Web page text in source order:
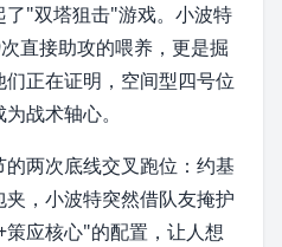
了"双塔狙击"游戏。小波特
直接助攻的喂养，更是掘
正在证明，空间型四号位
战术轴心。
两次底线交叉跑位：约基
，小波特突然借队友掩护
策应核心"的配置，让人想